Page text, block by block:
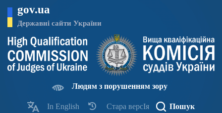
основного
матеріалу
gov.ua
Державні сайти України
Людям з порушенням зору
In English Стара версІя Пошук